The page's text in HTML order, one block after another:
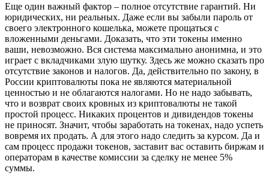
Еще один важный фактор – полное отсутствие гарантий. Ни
юридических, ни реальных. Даже если вы забыли пароль от
своего электронного кошелька, можете прощаться с
вложенными деньгами. Доказать, что эти токены именно
ваши, невозможно. Вся система максимально анонимна, и это
играет с вкладчиками злую шутку. Здесь же можно сказать про
отсутствие законов и налогов. Да, действительно по закону, в
России криптовалюты пока не являются материальной
ценностью и не облагаются налогами. Но не надо забывать,
что и возврат своих кровных из криптовалюты не такой
простой процесс. Никаких процентов и дивидендов токены
не приносят. Значит, чтобы заработать на токенах, надо успеть
вовремя их продать. А для этого надо следить за курсом. Да и
сам процесс продажи токенов, заставит вас оставить биржам и
операторам в качестве комиссии за сделку не менее 5%
суммы.